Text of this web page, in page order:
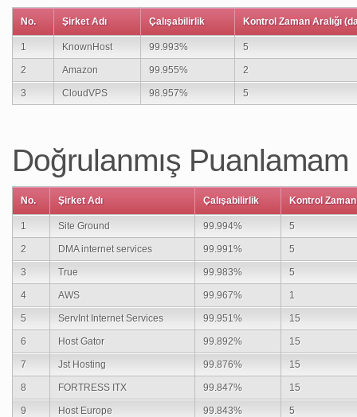
No. Şirket Adı Çalışabilirlik Kontrol Zaman Aralığı
1 KnownHost 99.993% 5
2 Amazon 99.955% 2
3 CloudVPS 98.957% 5
Doğrulanmış
No. Şirket Adı Çalışabilirlik Kontrol Zaman
1 Site Ground 99.994% 5
2 DMA internet services 99.991% 5
3 True 99.983% 5
4 AWS 99.967% 1
5 ServInt Internet Services 99.951% 15
6 Host Gator 99.892% 15
7 Jst Hosting 99.876% 15
8 FORTRESS ITX 99.847% 15
9 Host Europe 99.843% 5